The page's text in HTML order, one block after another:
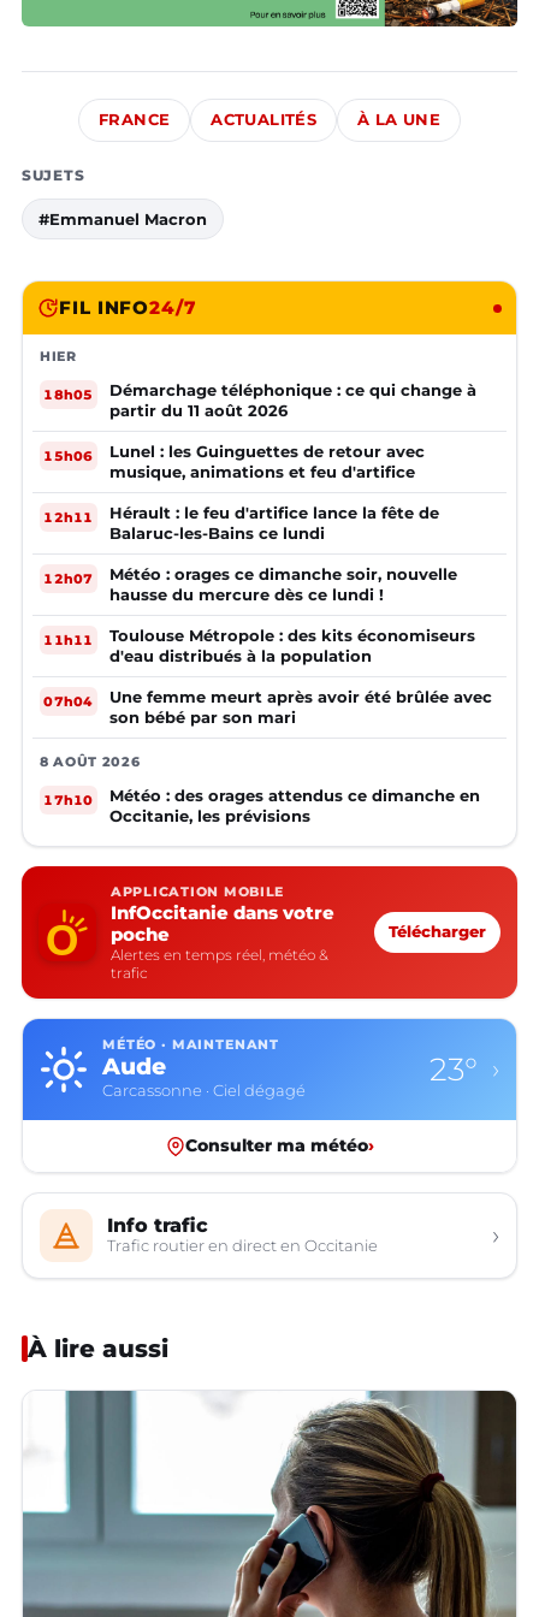
FRANCE ACTUALITÉS À LA UNE
SUJETS
#Emmanuel Macron
FIL INFO24/7
HIER
18h05
Démarchage téléphonique : ce qui change à
partir du 11 août 2026
15h06
Lunel : les Guinguettes de retour avec
musique, animations et feu d'artifice
12h11
Hérault : le feu d'artifice lance la fête de
Balaruc-les-Bains ce lundi
12h07
Météo : orages ce dimanche soir, nouvelle
hausse du mercure dès ce lundi !
11h11
Toulouse Métropole : des kits économiseurs
d'eau distribués à la population
07h04
Une femme meurt après avoir été brûlée avec
son bébé par son mari
8 AOÛT 2026
17h10
Météo : des orages attendus ce dimanche en
Occitanie, les prévisions
APPLICATION MOBILE
InfOccitanie dans votre
poche
Alertes en temps réel, météo &
trafic
Télécharger
MÉTÉO · MAINTENANT
Aude
Carcassonne · Ciel dégagé
23° ›
Consulter ma météo›
Info trafic
Trafic routier en direct en Occitanie ›
À lire aussi